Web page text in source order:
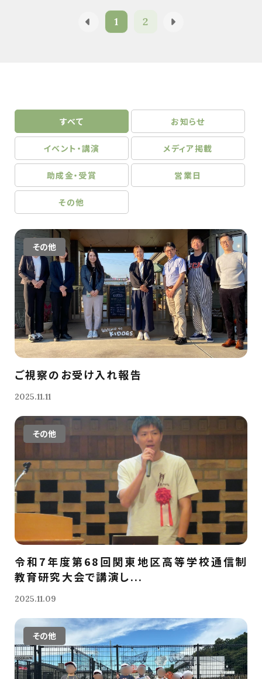
1 2
すべて お知らせ
イベント・講演 メディア掲載
助成金・受賞 営業日
その他
その他
ご視察のお受け入れ報告
2025.11.11
その他
令和7年度第68回関東地区高等学校通信制
教育研究大会で講演し...
2025.11.09
その他